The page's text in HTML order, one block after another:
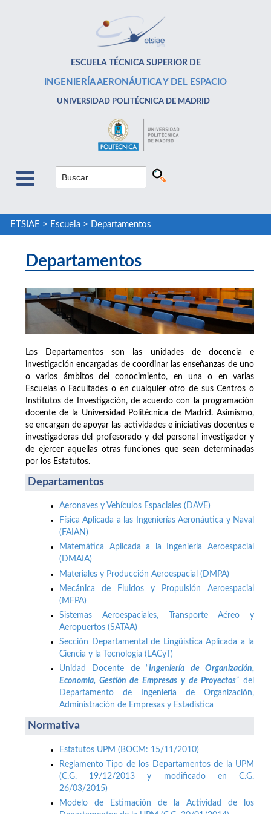
ESCUELA TÉCNICA SUPERIOR DE
INGENIERÍA AERONÁUTICA Y DEL ESPACIO
UNIVERSIDAD POLITÉCNICA DE MADRID
ETSIAE > Escuela> Departamentos
Departamentos
Los Departamentos son las unidades de docencia e
investigación encargadas de coordinar las enseñanzas de uno
o varios ámbitos del conocimiento, en una o en varias
Escuelas o Facultades o en cualquier otro de sus Centros o
Institutos de Investigación, de acuerdo con la programación
docente de la Universidad Politécnica de Madrid. Asimismo,
se encargan de apoyar las actividades e iniciativas docentes e
investigadoras del profesorado y del personal investigador y
de ejercer aquellas otras funciones que sean determinadas
por los Estatutos.
Departamentos
Aeronaves y Vehículos Espaciales (DAVE)
Física Aplicada a las Ingenierías Aeronáutica y Naval
(FAIAN)
Matemática Aplicada a la Ingeniería Aeroespacial
(DMAIA)
Materiales y Producción Aeroespacial (DMPA)
Mecánica de Fluidos y Propulsión Aeroespacial
(MFPA)
Sistemas Aeroespaciales, Transporte Aéreo y
Aeropuertos (SATAA)
Sección Departamental de Lingüística Aplicada a la
Ciencia y la Tecnología (LACyT)
Unidad Docente de “Ingeniería de Organización,
Economía, Gestión de Empresas y de Proyectos” del
Departamento de Ingeniería de Organización,
Administración de Empresas y Estadística
Normativa
Estatutos UPM (BOCM: 15/11/2010)
Reglamento Tipo de los Departamentos de la UPM
(C.G. 19/12/2013 y modificado en C.G.
26/03/2015)
Modelo de Estimación de la Actividad de los